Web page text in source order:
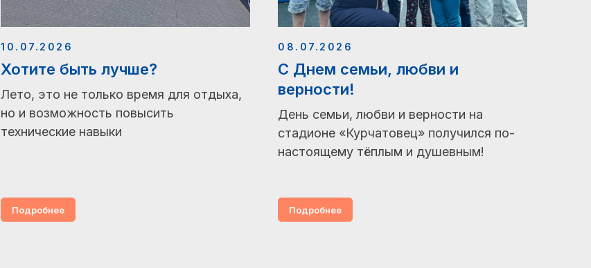
10.07.2026
Хотите быть лучше?
Лето, это не только время для отдыха,
но и возможность повысить
технические навыки
Подробнее
08.07.2026
С Днем семьи, любви и
верности!
День семьи, любви и верности на
стадионе «Курчатовец» получился по-
настоящему тёплым и душевным!
Подробнее